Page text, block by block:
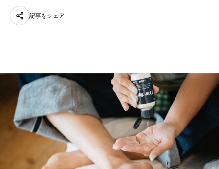
記事をシェア